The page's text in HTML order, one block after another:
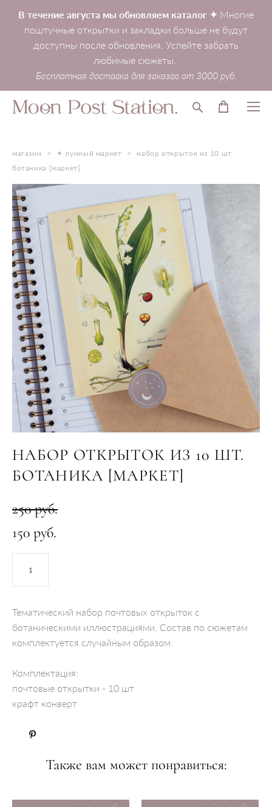
В течение августа мы обновляем каталог ✦ Многие
поштучные открытки и закладки больше не будут
доступны после обновления. Успейте забрать
любимые сюжеты.
Бесплатная доставка для заказов от 3000 руб.
магазин > ✦ лунный маркет >
набор открыток из 10 шт.
ботаника [маркет]
НАБОР ОТКРЫТОК ИЗ 10 ШТ.
БОТАНИКА [МАРКЕТ]
250 pуб.
150 pуб.
Тематический набор почтовых открыток с
ботаническими иллюстрациями. Состав по сюжетам
комплектуется случайным образом.
Комплектация:
почтовые открытки - 10 шт
крафт конверт
Также вам может понравиться: